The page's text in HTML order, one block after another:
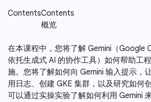
在本课程中，您将了解 Gemini（Google
依托生成式 AI 的协作工具）如何帮助工
施。您将了解如何向 Gemini 输入提示，
用日志、创建 GKE 集群，以及研究如何
可以通过实操实验了解如何利用 Gemini